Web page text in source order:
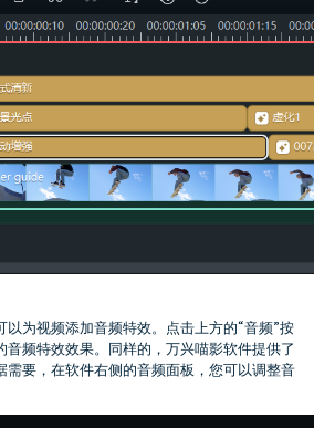
以为视频添加音频特效。点击上方的“音频”按
音频特效效果。同样的，万兴喵影软件提供了
需要，在软件右侧的音频面板，您可以调整音